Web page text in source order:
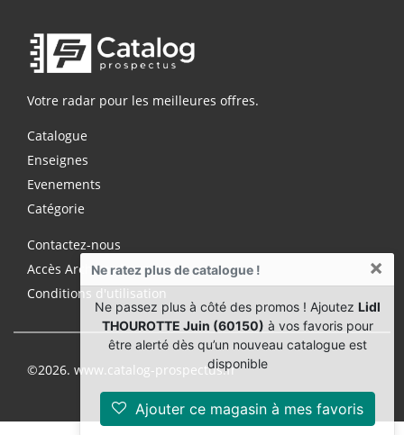
Ne ratez plus de catalogue ! ×
Ne passez plus à côté des promos ! Ajoutez Lidl
THOUROTTE Juin (60150) à vos favoris pour
être alerté dès qu’un nouveau catalogue est
disponible
Ajouter ce magasin à mes favoris
Votre radar pour les meilleures offres.
Catalogue
Enseignes
Evenements
Catégorie
Contactez-nous
Accès Archives Premium
Conditions d'utilisation
©2026. www.catalog-prospectus.fr